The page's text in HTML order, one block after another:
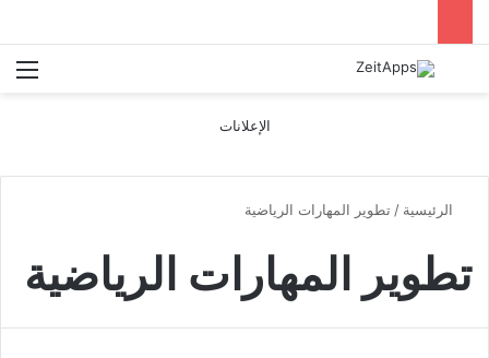
بحث عن
الإعلانات
الرئيسية / تطوير المهارات الرياضية
تطوير المهارات الرياضية